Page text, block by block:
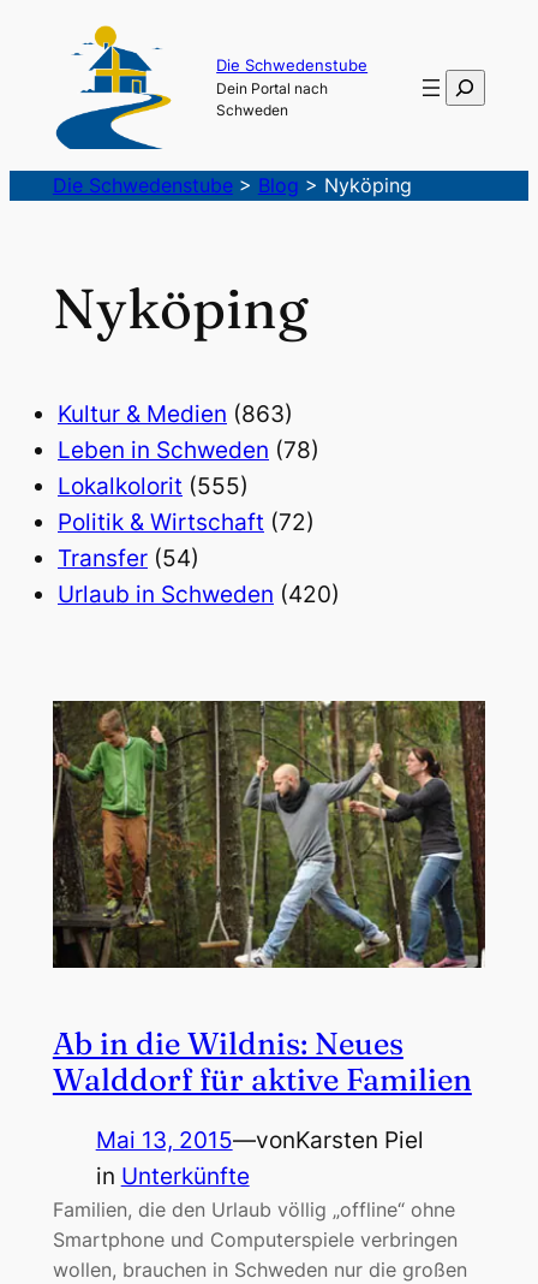
Die Schwedenstube
Dein Portal nach
Schweden
Suchen
Die Schwedenstube> Blog > Nyköping
Nyköping
Kultur & Medien (863)
Leben in Schweden (78)
Lokalkolorit (555)
Politik & Wirtschaft (72)
Transfer (54)
Urlaub in Schweden (420)
Ab in die Wildnis: Neues
Walddorf für aktive Familien
Mai 13, 2015—vonKarsten Piel
in Unterkünfte
Familien, die den Urlaub völlig „offline“ ohne
Smartphone und Computerspiele verbringen
wollen, brauchen in Schweden nur die großen